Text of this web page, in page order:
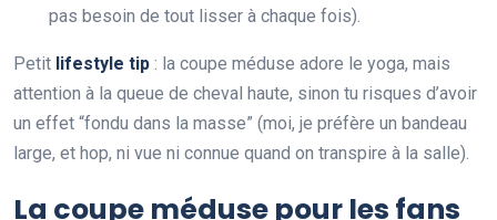
pas besoin de tout lisser à chaque fois).
Petit lifestyle tip : la coupe méduse adore le yoga, mais
attention à la queue de cheval haute, sinon tu risques d’avoir
un effet “fondu dans la masse” (moi, je préfère un bandeau
large, et hop, ni vue ni connue quand on transpire à la salle).
La coupe méduse pour les fans